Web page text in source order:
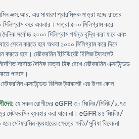
এক্স.আর. এর সাধারণ প্রারম্ভিক মাত্রা হচ্ছে রাতের
মিলিগ্রাম করে একবার। মাত্রা ৫০০ মিলিগ্রাম করে
সর্বোচ্চ ২০০০ মিলিগ্রাম পর্যন্ত বৃদ্ধি করা যাবে এবং
সেবন করতে হবে অথবা ১০০০ মিলিগ্রাম করে দিনে
করতে হবে। মেটফরমিন ইমিডিয়েট রিলিজ ট্যাবলেট
সর্বোচ্চ দৈনিক মাত্রা ঠিক রেখে মেটফরমিন এক্সটেন্ডেড
পারবে।
এক্সটেন্ডেড রিলিজ ট্যাবলেট এর উপর কোন
: যে সকল রোগীদের eGFR ৩০ মিঃলিঃ/মিনিট/১.৭৩
মেটফরমিন ব্যবহার করা যাবে না। eGFR ৪৫ মিঃলিঃ/
মেটফরমিন ব্যবহারের ক্ষেত্রে ক্ষতি/সুবিধা বিবেচনা